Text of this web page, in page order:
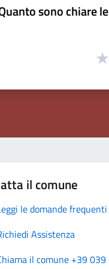
sono chiare
il comune
le domande frequenti
Assistenza
il comune +39